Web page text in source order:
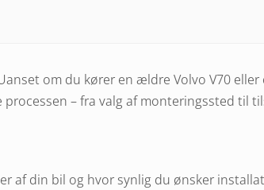
om du kører en ældre Volvo V70
– fra valg af monteringssted til
af din bil og hvor synlig du ønsker